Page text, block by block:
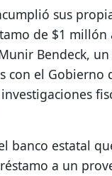
sus
de $1 millón
Bendeck,
con el Gobierno
banco estatal
a un